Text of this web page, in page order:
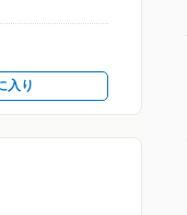
入り